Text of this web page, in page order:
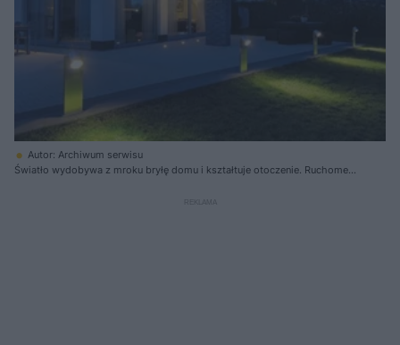
Autor: Archiwum serwisu
Światło wydobywa z mroku bryłę domu i kształtuje otoczenie. Ruchome